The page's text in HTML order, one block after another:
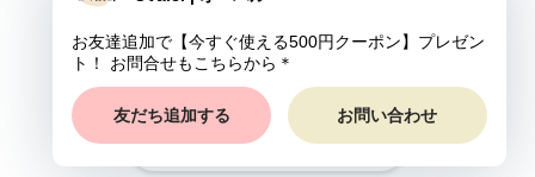
ショップに質問する